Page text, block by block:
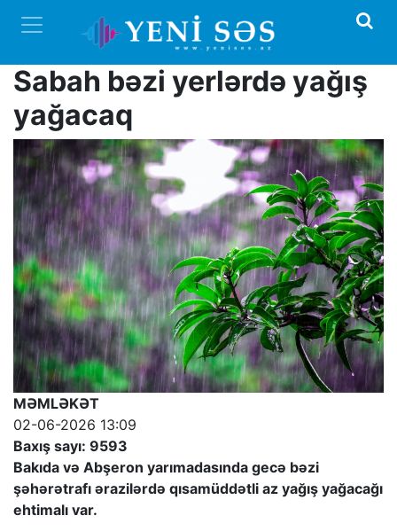
Sabah bəzi yerlərdə yağış
yağacaq
MƏMLƏKƏT
02-06-2026 13:09
Baxış sayı: 9593
Bakıda və Abşeron yarımadasında gecə bəzi
şəhərətrafı ərazilərdə qısamüddətli az yağış yağacağı
ehtimalı var.